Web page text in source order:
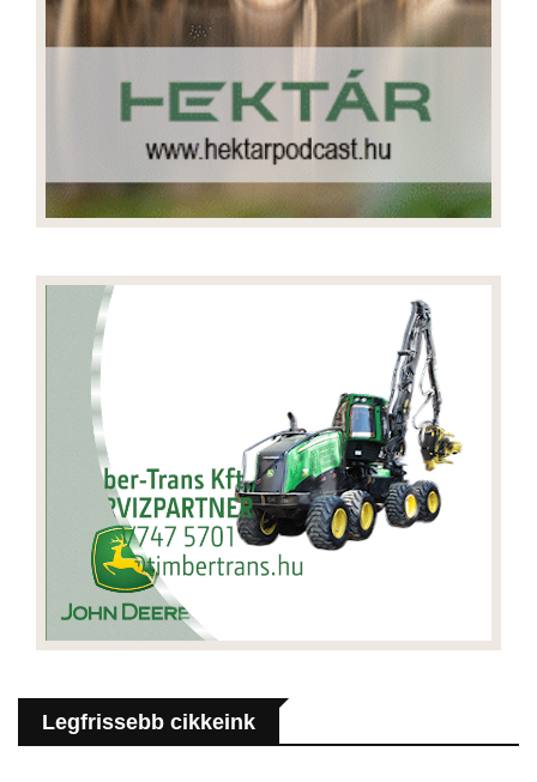
Legfrissebb cikkeink